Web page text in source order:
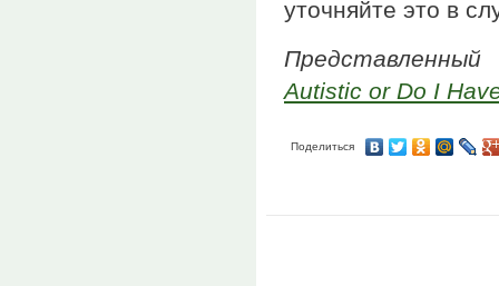
уточняйте это в
Autistic or Do I
Поделиться